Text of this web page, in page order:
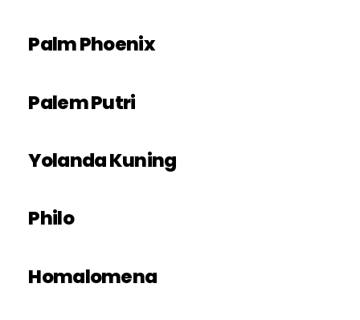
Palm Phoenix
Palem Putri
Yolanda Kuning
Philo
Homalomena